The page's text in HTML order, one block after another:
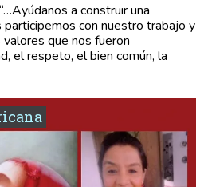
a construir una
con nuestro trabajo y
que nos fueron
el respeto, el bien común, la